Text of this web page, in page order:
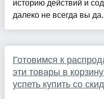
историю действий и
далеко не всегда вы
Готовимся к
эти товары в
успеть купить со